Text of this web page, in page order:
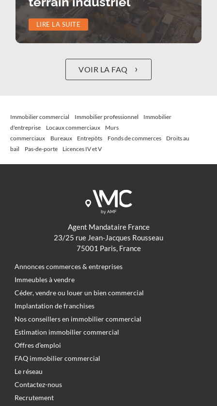
LIRE LA SUITE
VOIR LA FAQ ›
Immobilier commercial Immobilier professionnel
Immobilier
d'entreprise
Locaux commerciaux
Murs
commerciaux
Bureaux Entrepôts Fonds de commerces
Droits au
bail
Pas-de-porte Licences IV et V
Agent Mandataire France
23/25 rue Jean-Jacques Rousseau
75001 Paris, France
Annonces commerces & entreprises
Immeubles à vendre
Céder, vendre ou louer un bien commercial
Implantation de franchises
Nos conseillers en immobilier commercial
Estimation immobilier commercial
Offres d’emploi
FAQ immobilier commercial
Le réseau
Contactez-nous
Recrutement